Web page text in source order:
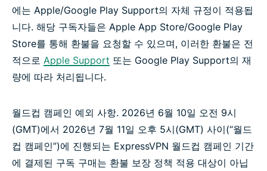
에는 Apple/Google Play Support의 자체 규정이 적용됩
니다. 해당 구독자들은 Apple App Store/Google Play
Store를 통해 환불을 요청할 수 있으며, 이러한 환불은 전
적으로 Apple Support 또는 Google Play Support의 재
량에 따라 처리됩니다.
월드컵 캠페인 예외 사항. 2026년 6월 10일 오전 9시
(GMT)에서 2026년 7월 11일 오후 5시(GMT) 사이(“월드
컵 캠페인”)에 진행되는 ExpressVPN 월드컵 캠페인 기간
에 결제된 구독 구매는 환불 보장 정책 적용 대상이 아닙